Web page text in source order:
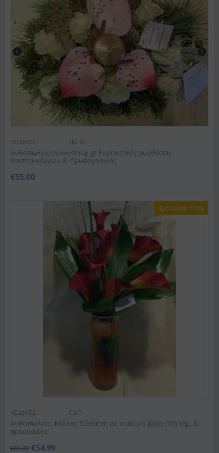
ΚΩΔΙΚΟΣ: chtr12
Ανθοπωλείο flowershop.gr Εορταστικές συνθέσεις
Χριστουγέννων & Πρωτοχρονιάς.
€55.00
Έκπτωση 15%
ΚΩΔΙΚΟΣ: Cal7
Ανθοπωλείο. Κάλλες Σύνθεση σε γυάλινο βάζο (10) τεμ. &
πρασινάδες
€65.00 €54.99